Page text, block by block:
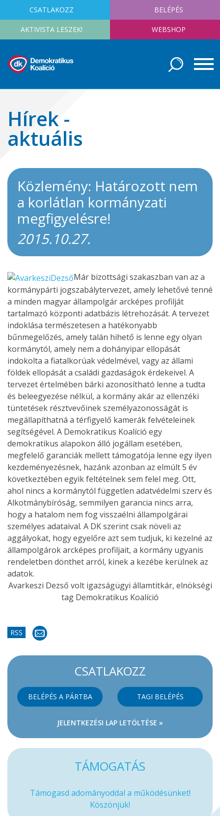
CSATLAKOZZ BELÉPÉS
AKTIVISTA LESZEK! WEBSHOP
Hírek -
aktuális
Közlemény: Határozott nem
a korlátlan kormányzati
megfigyelésre!
2015.10.27.
Már bizottsági szakaszban van az a
kormánypárti jogszabálytervezet, amely lehetővé tenné
a minden magyar állampolgár arcképes profilját
tartalmazó központi adatbázis létrehozását. A tervezet
indoklása természetesen a hatékonyabb
bűnmegelőzés, amely talán hihető is lenne egy olyan
kormánytól, amely nem a dohányipar ellopását
indokolta a fiatalkorúak védelmével, vagy az állami
földek ellopását a családi gazdaságok érdekeivel. A
tervezet értelmében bárki azonosítható lenne a tudta
és beleegyezése nélkül, a kormány akár az ellenzéki
tüntetések résztvevőinek személyazonosságát is
megállapíthatná a térfigyelő kamerák felvételeinek
segítségével. A Demokratikus Koalíció egy
demokratikus alapokon álló jogállam esetében,
megfelelő garanciák mellett támogatója lenne egy ilyen
kezdeményezésnek, hazánk azonban az elmúlt 5 év
következtében egyik feltételnek sem felel meg. Ott,
ahol nincs a kormánytól független adatvédelmi szerv és
Alkotmánybíróság, semmilyen garancia nincs arra,
hogy a hatalom nem fog visszaélni állampolgárai
személyes adataival. A DK szerint csak növeli az
aggályokat, hogy egyelőre azt sem tudjuk, ki kezelné az
állampolgárok arcképes profiljait, a kormány ugyanis
rendeletben dönthet arról, kinek a kezébe kerülnek az
adatok.
Avarkeszi Dezső volt igazságügyi államtitkár, elnökségi
tag Demokratikus Koalíció
RSS
CSATLAKOZZ
BELÉPÉS A PÁRTBA TAGI BELÉPÉS
JELENTKEZÉSI LAP LETÖLTÉSE »
TÁMOGATÁS
Támogasd adományoddal a működésünket!
Köszönjük!